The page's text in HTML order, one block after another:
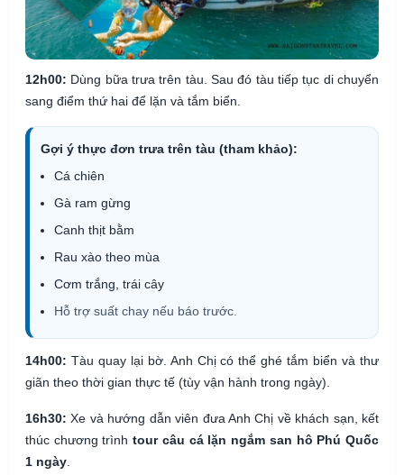
12h00: Dùng bữa trưa trên tàu. Sau đó tàu tiếp tục di chuyển
sang điểm thứ hai để lặn và tắm biển.
Gợi ý thực đơn trưa trên tàu (tham khảo):
Cá chiên
Gà ram gừng
Canh thịt bằm
Rau xào theo mùa
Cơm trắng, trái cây
Hỗ trợ suất chay nếu báo trước.
14h00: Tàu quay lại bờ. Anh Chị có thể ghé tắm biển và thư
giãn theo thời gian thực tế (tùy vận hành trong ngày).
16h30: Xe và hướng dẫn viên đưa Anh Chị về khách sạn, kết
thúc chương trìnhtour câu cá lặn ngắm san hô Phú Quốc
1 ngày.